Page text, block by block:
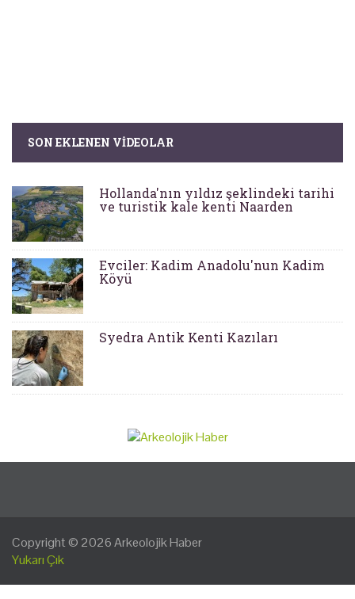
SON EKLENEN VIDEOLAR
Hollanda'nın yıldız şeklindeki tarihi
ve turistik kale kenti Naarden
Evciler: Kadim Anadolu'nun Kadim
Köyü
Syedra Antik Kenti Kazıları
Copyright © 2026Arkeolojik Haber
Yukarı Çık